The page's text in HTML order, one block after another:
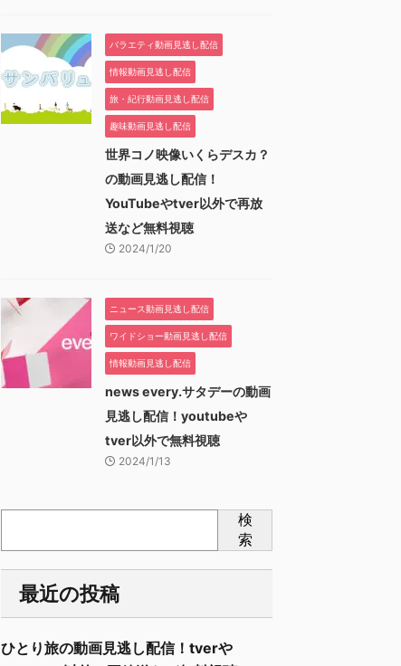
バラエティ動画見逃し配信
情報動画見逃し配信
旅・紀行動画見逃し配信
趣味動画見逃し配信
世界コノ映像いくらデスカ？
の動画見逃し配信！
YouTubeやtver以外で再放
送など無料視聴
2024/1/20
ニュース動画見逃し配信
ワイドショー動画見逃し配信
情報動画見逃し配信
news every.サタデーの動画
見逃し配信！youtubeや
tver以外で無料視聴
2024/1/13
検
索
最近の投稿
ひとり旅の動画見逃し配信！tverや